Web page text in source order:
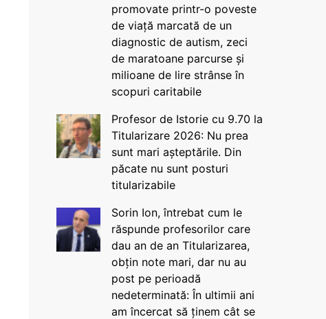
promovate printr-o poveste
de viață marcată de un
diagnostic de autism, zeci
de maratoane parcurse și
milioane de lire strânse în
scopuri caritabile
Profesor de Istorie cu 9.70 la
Titularizare 2026: Nu prea
sunt mari așteptările. Din
păcate nu sunt posturi
titularizabile
Sorin Ion, întrebat cum le
răspunde profesorilor care
dau an de an Titularizarea,
obțin note mari, dar nu au
post pe perioadă
nedeterminată: În ultimii ani
am încercat să ținem cât se